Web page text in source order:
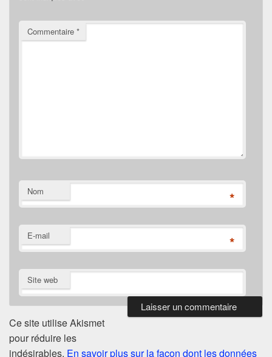
Commentaire *
Nom *
E-mail *
Site web
Ce site utilise Akismet
pour réduire les
indésirables. En savoir plus sur la façon dont les données